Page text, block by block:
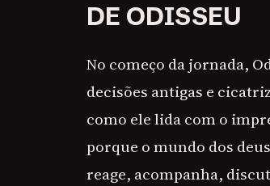
DE ODISSEU
No começo da jornada,
decisões antigas e
como ele lida com o
porque o mundo dos
reage, acompanha,